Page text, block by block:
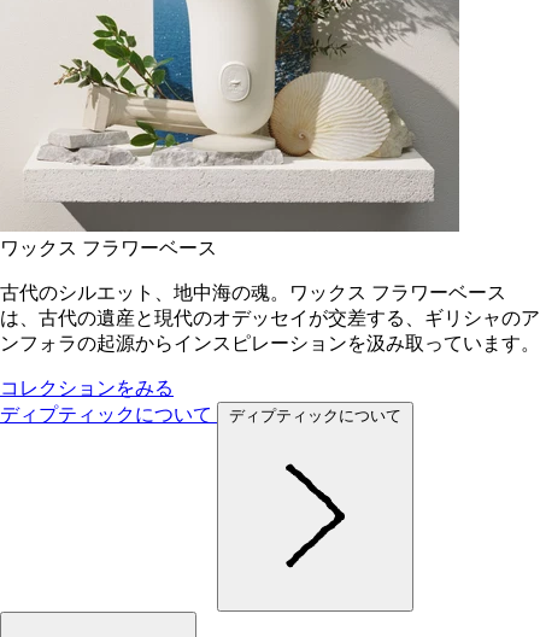
ワックス フラワーベース
古代のシルエット、地中海の魂。ワックス フラワーベース
は、古代の遺産と現代のオデッセイが交差する、ギリシャのア
ンフォラの起源からインスピレーションを汲み取っています。
コレクションをみる
ディプティックについて
ディプティックについて